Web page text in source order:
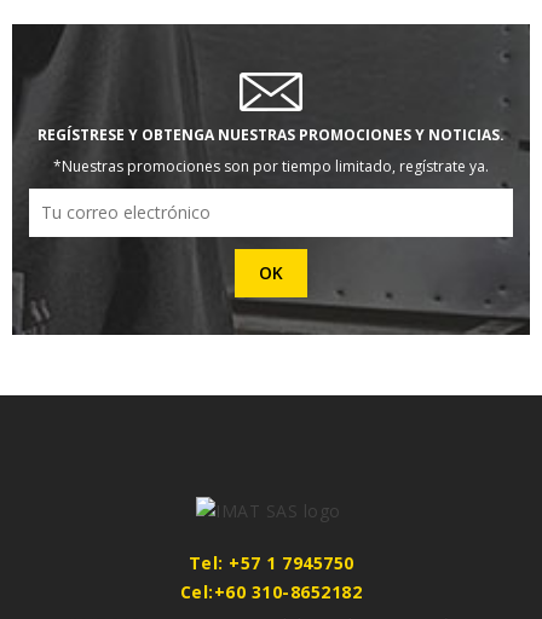
REGÍSTRESE Y OBTENGA NUESTRAS PROMOCIONES Y NOTICIAS.
*Nuestras promociones son por tiempo limitado, regístrate ya.
Tel: +57 1 7945750
Cel:+60 310-8652182